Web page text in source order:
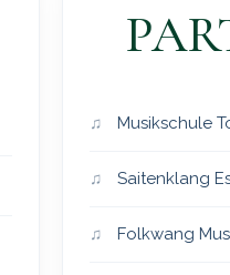
Musikschule
Saitenklang
Folkwang